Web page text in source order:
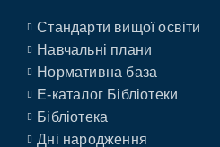
Стандарти вищої освіти
Навчальні плани
Нормативна база
E-каталог Бібліотеки
Бібліотека
Дні народження